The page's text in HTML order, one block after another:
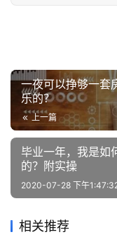
一夜可以挣够一套
乐的？
上一篇
毕业一年，我是如
的？附实操
2020-07-28 下午
相关推荐